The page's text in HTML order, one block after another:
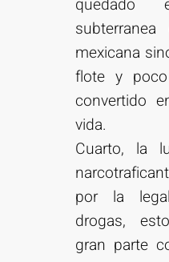
mexicana
flote y
convertido
vida.
Cuarto, la
por la
drogas,
gran parte